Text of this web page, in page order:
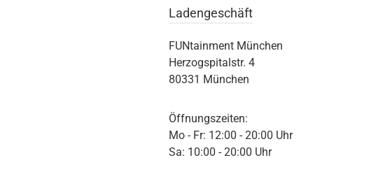
Ladengeschäft
FUNtainment München
Herzogspitalstr. 4
80331 München
Öffnungszeiten:
Mo - Fr: 12:00 - 20:00 Uhr
Sa: 10:00 - 20:00 Uhr